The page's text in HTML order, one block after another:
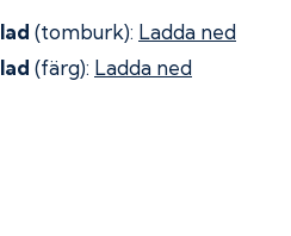
(tomburk): Ladda ned
(färg): Ladda ned